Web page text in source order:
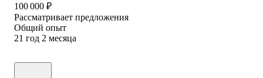
100 000 ₽
Рассматривает предложения
Общий опыт
21 год 2 месяца